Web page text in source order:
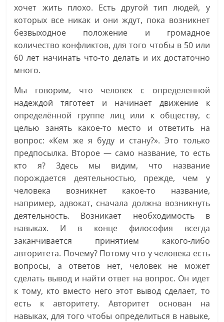
хочет жить плохо. Есть другой тип людей, у
которых все никак и они ждут, пока возникнет
безвыходное положение и громадное
количество конфликтов, для того чтобы в 50 или
60 лет начинать что-то делать и их достаточно
много.
Мы говорим, что человек с определенной
надеждой тяготеет и начинает движение к
определённой группе лиц или к обществу, с
целью занять какое-то место и ответить на
вопрос: «Кем же я буду и стану?». Это только
предпосылка. Второе — само название, то есть
кто я? Здесь мы видим, что название
порождается деятельностью, прежде, чем у
человека возникнет какое-то название,
например, адвокат, сначала должна возникнуть
деятельность. Возникает необходимость в
навыках. И в конце философия всегда
заканчивается принятием какого-либо
авторитета. Почему? Потому что у человека есть
вопросы, а ответов нет, человек не может
сделать вывод и найти ответ на вопрос. Он идет
к тому, кто вместо него этот вывод сделает, то
есть к авторитету. Авторитет основан на
навыках, для того чтобы определиться в навыке,